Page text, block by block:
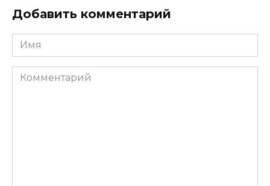
Добавить комментарий
Имя
*
Комментарий